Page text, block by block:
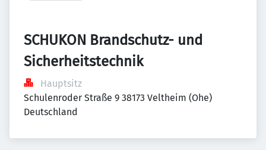
SCHUKON Brandschutz- und
Sicherheitstechnik
Hauptsitz
Schulenroder Straße 9 38173 Veltheim (Ohe)
Deutschland